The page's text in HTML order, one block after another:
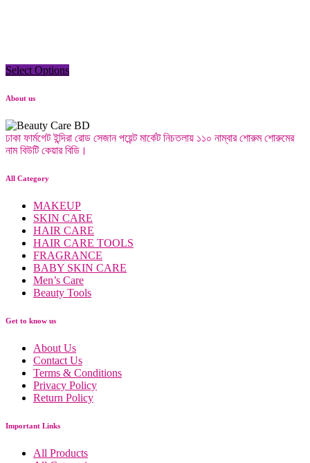
Men’s Perfume
Select Options
About us
ঢাকা ফার্মগেট ইন্দিরা রোড সেজান পয়েন্ট মার্কেট নিচতলায় ১১০ নাম্বার শোরুম শোরুমের
নাম বিউটি কেয়ার বিডি।
All Category
MAKEUP
SKIN CARE
HAIR CARE
HAIR CARE TOOLS
FRAGRANCE
BABY SKIN CARE
Men’s Care
Beauty Tools
Get to know us
About Us
Contact Us
Terms & Conditions
Privacy Policy
Return Policy
Important Links
All Products